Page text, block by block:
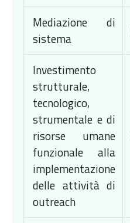
Mediazione di
sistema
Investimento
strutturale,
tecnologico,
strumentale e di
risorse umane
funzionale alla
implementazione
delle attività di
outreach